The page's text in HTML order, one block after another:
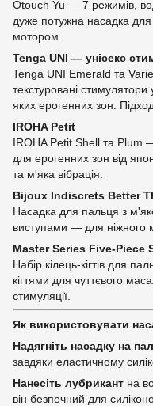
Otouch Yu — 7 режимів,
дуже потужна насадка для
мотором.
Tenga UNI — унісекс
Tenga UNI Emerald та
текстуровані
яких ерогенних зон.
IROHA Petit
IROHA Petit Shell та Plum
для ерогенних зон від
та м'яка вібрація.
Bijoux Indiscrets Better
Насадка для пальця з
виступами — для ніжного
Master Series Five-Piece
Набір кілець-кігтів для
кігтями для чуттєвого
стимуляції.
Як використовувати
Надягніть насадку на
завдяки еластичному
Нанесіть лубрикант на
він безпечний для